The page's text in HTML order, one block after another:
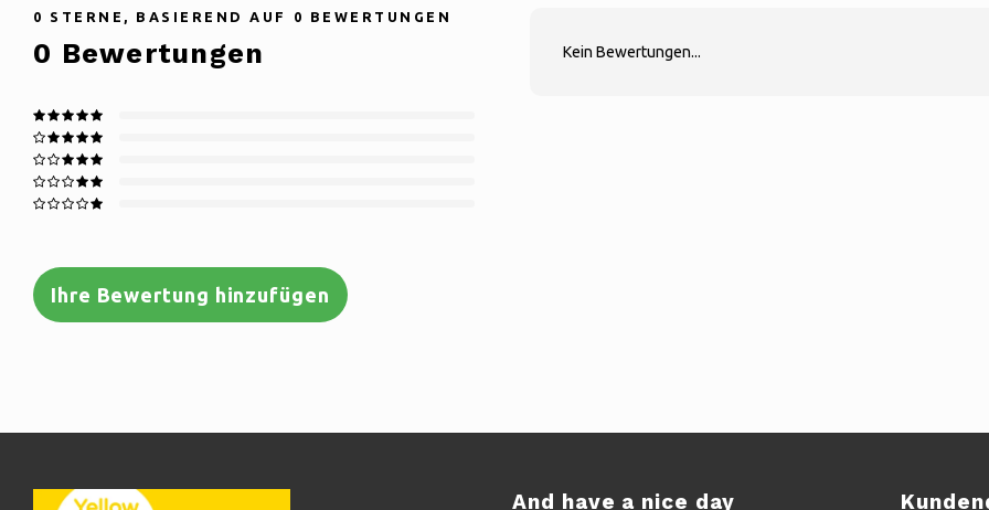
0 STERNE, BASIEREND AUF 0 BEWERTUNGEN
0 Bewertungen
Ihre Bewertung hinzufügen
Kein Bewertungen...
And have a nice day